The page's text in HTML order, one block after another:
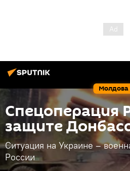
Молдова
Спецоперация
защите
Ситуация на Украине –
России